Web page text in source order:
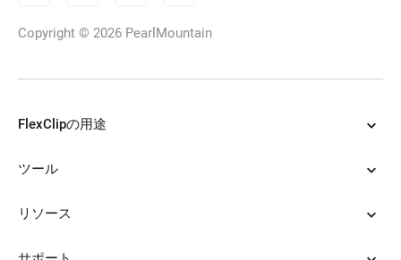
Copyright © 2026 PearlMountain
FlexClipの用途
ツール
リソース